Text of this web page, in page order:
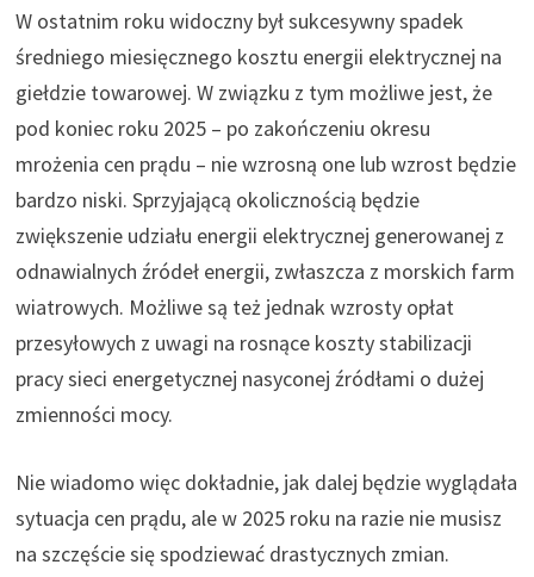
W ostatnim roku widoczny był sukcesywny spadek
średniego miesięcznego kosztu energii elektrycznej na
giełdzie towarowej. W związku z tym możliwe jest, że
pod koniec roku 2025 ­– po zakończeniu okresu
mrożenia cen prądu – nie wzrosną one lub wzrost będzie
bardzo niski. Sprzyjającą okolicznością będzie
zwiększenie udziału energii elektrycznej generowanej z
odnawialnych źródeł energii, zwłaszcza z morskich farm
wiatrowych. Możliwe są też jednak wzrosty opłat
przesyłowych z uwagi na rosnące koszty stabilizacji
pracy sieci energetycznej nasyconej źródłami o dużej
zmienności mocy.
Nie wiadomo więc dokładnie, jak dalej będzie wyglądała
sytuacja cen prądu, ale w 2025 roku na razie nie musisz
na szczęście się spodziewać drastycznych zmian.